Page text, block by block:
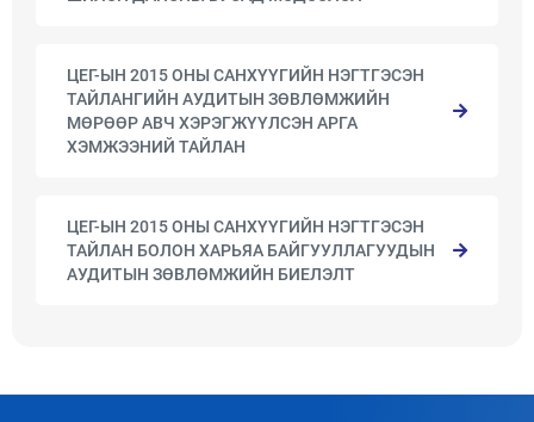
ЦЕГ-ЫН 2015 ОНЫ САНХҮҮГИЙН НЭГТГЭСЭН
ТАЙЛАНГИЙН АУДИТЫН ЗӨВЛӨМЖИЙН
МӨРӨӨР АВЧ ХЭРЭГЖҮҮЛСЭН АРГА
ХЭМЖЭЭНИЙ ТАЙЛАН
ЦЕГ-ЫН 2015 ОНЫ САНХҮҮГИЙН НЭГТГЭСЭН
ТАЙЛАН БОЛОН ХАРЬЯА БАЙГУУЛЛАГУУДЫН
АУДИТЫН ЗӨВЛӨМЖИЙН БИЕЛЭЛТ